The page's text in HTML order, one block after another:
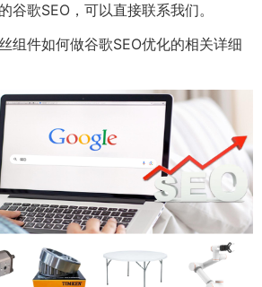
谷歌SEO，可以直接联系我们。
组件如何做谷歌SEO优化的相关详细